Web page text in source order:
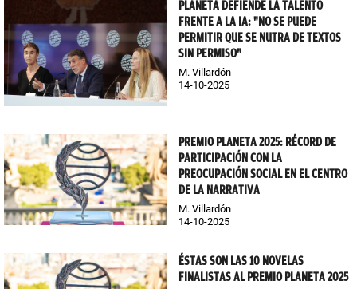
PLANETA DEFIENDE LA TALENTO
FRENTE A LA IA: "NO SE PUEDE
PERMITIR QUE SE NUTRA DE TEXTOS
SIN PERMISO"
M. Villardón
14-10-2025
PREMIO PLANETA 2025: RÉCORD DE
PARTICIPACIÓN CON LA
PREOCUPACIÓN SOCIAL EN EL CENTRO
DE LA NARRATIVA
M. Villardón
14-10-2025
ÉSTAS SON LAS 10 NOVELAS
FINALISTAS AL PREMIO PLANETA 2025